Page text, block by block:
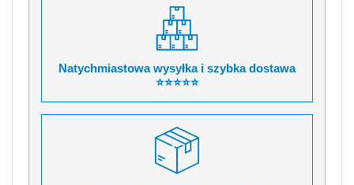
Natychmiastowa wysyłka i szybka dostawa
⭐⭐⭐⭐⭐